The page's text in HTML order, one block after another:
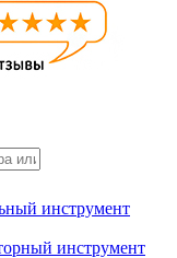
инструмент
инструмент